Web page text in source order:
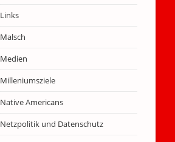
Links
Malsch
Medien
Milleniumsziele
Native Americans
Netzpolitik und Datenschutz